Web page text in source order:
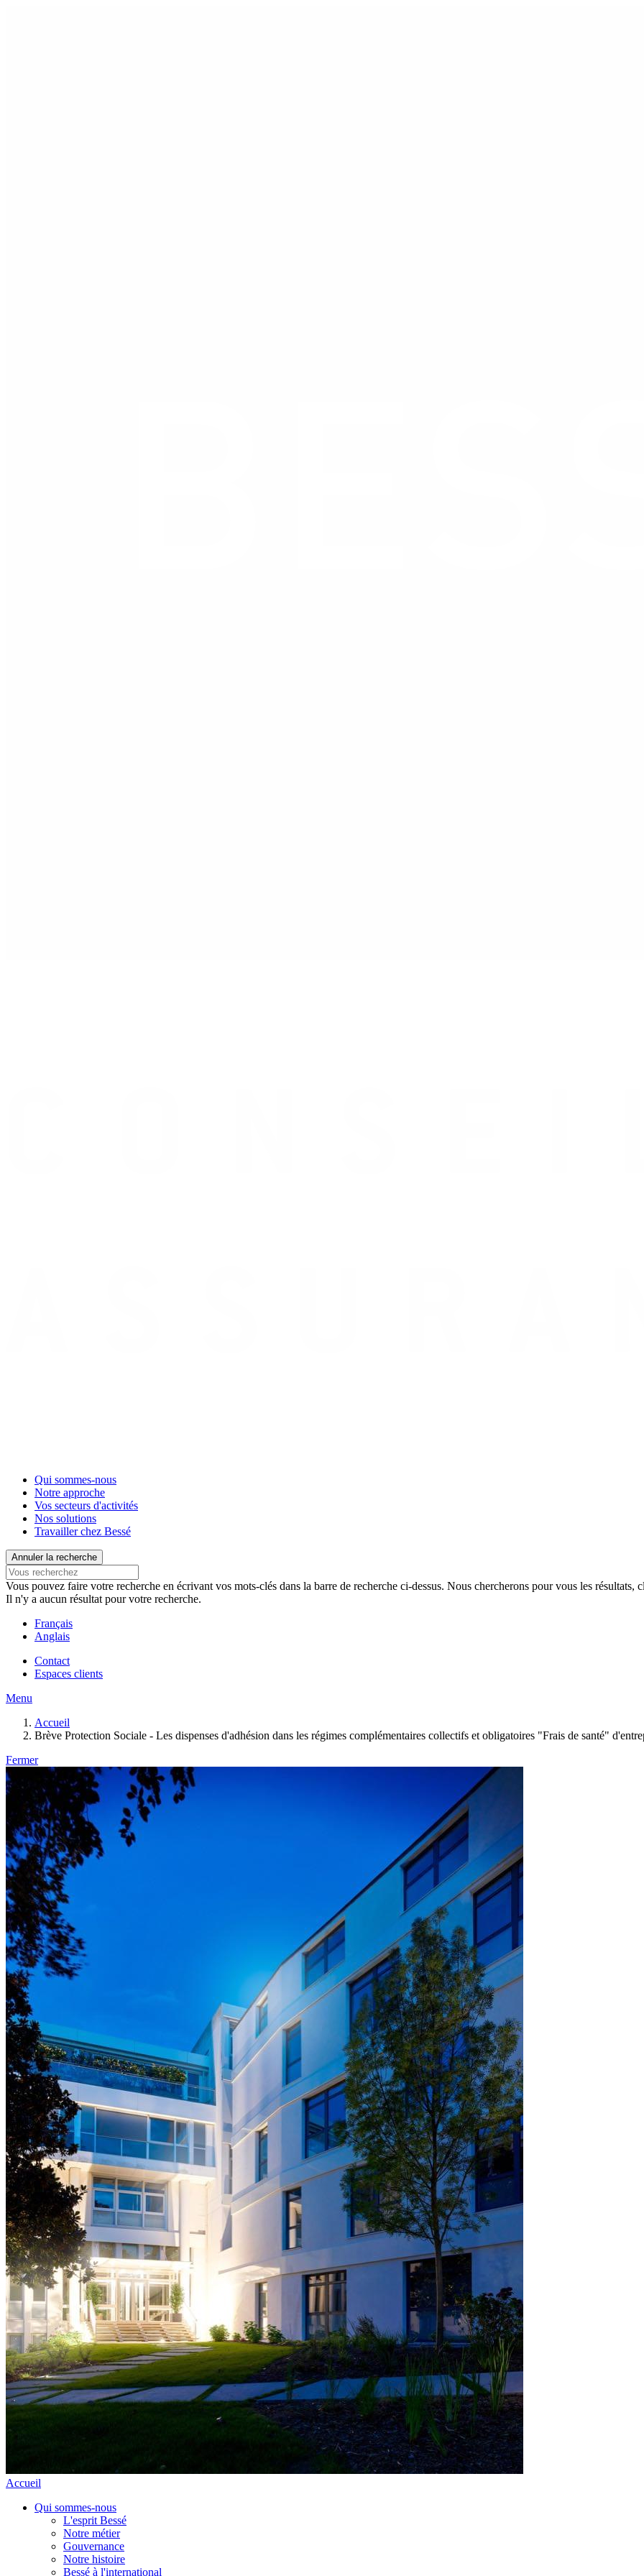
Qui sommes-nous
Notre approche
Vos secteurs d'activités
Nos solutions
Travailler chez Bessé
Annuler la recherche
Vous pouvez faire votre recherche en écrivant vos mots-clés dans la barre de recherche ci-dessus. Nous chercherons pour vous les résultats,
Il n'y a aucun résultat pour votre recherche.
Français
Anglais
Contact
Espaces clients
Menu
Accueil
Brève Protection Sociale - Les dispenses d'adhésion dans les régimes complémentaires collectifs et obligatoires "Frais de santé"
Fermer
Accueil
Qui sommes-nous
L'esprit Bessé
Notre métier
Gouvernance
Notre histoire
Bessé à l'international